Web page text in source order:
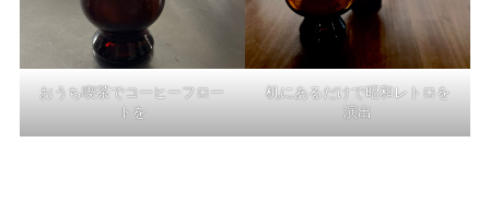
おうち喫茶でコーヒーフロー
トを
机にあるだけで昭和レトロを
演出